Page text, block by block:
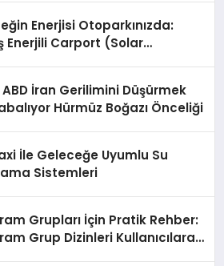
Enerjisi Otoparkınızda:
Enerjili Carport (Solar
İran Gerilimini Düşürmek
Hürmüz Boğazı Önceliği
İle Geleceğe Uyumlu Su
Sistemleri
Grupları İçin Pratik Rehber:
Grup Dizinleri Kullanıcılara